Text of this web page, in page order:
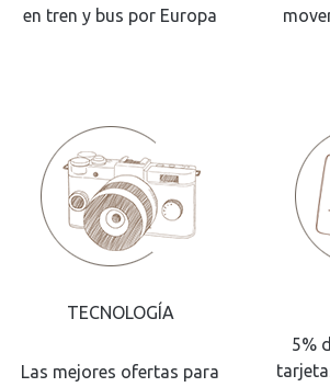
en tren y bus por Europa
TECNOLOGÍA
Las mejores ofertas para
5%